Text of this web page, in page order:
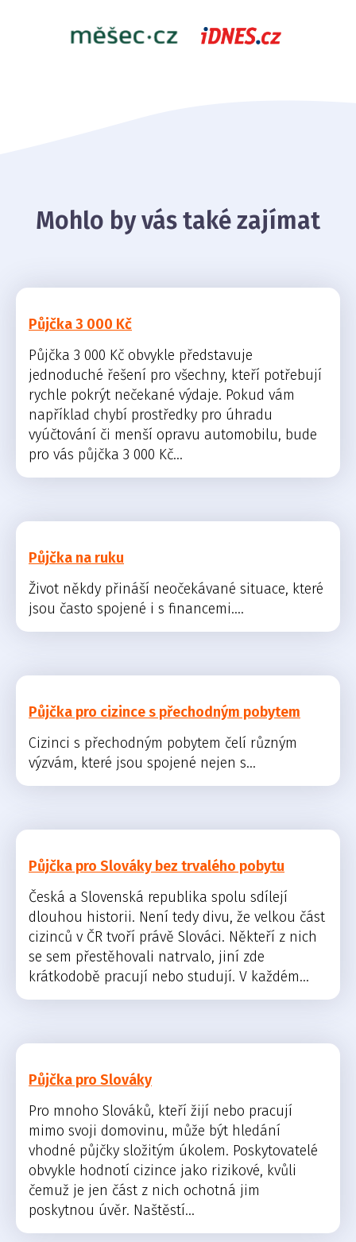
Mohlo by vás také zajímat
Půjčka 3 000 Kč
Půjčka 3 000 Kč obvykle představuje
jednoduché řešení pro všechny, kteří potřebují
rychle pokrýt nečekané výdaje. Pokud vám
například chybí prostředky pro úhradu
vyúčtování či menší opravu automobilu, bude
pro vás půjčka 3 000 Kč...
Půjčka na ruku
Život někdy přináší neočekávané situace, které
jsou často spojené i s financemi....
Půjčka pro cizince s přechodným pobytem
Cizinci s přechodným pobytem čelí různým
výzvám, které jsou spojené nejen s...
Půjčka pro Slováky bez trvalého pobytu
Česká a Slovenská republika spolu sdílejí
dlouhou historii. Není tedy divu, že velkou část
cizinců v ČR tvoří právě Slováci. Někteří z nich
se sem přestěhovali natrvalo, jiní zde
krátkodobě pracují nebo studují. V každém...
Půjčka pro Slováky
Pro mnoho Slováků, kteří žijí nebo pracují
mimo svoji domovinu, může být hledání
vhodné půjčky složitým úkolem. Poskytovatelé
obvykle hodnotí cizince jako rizikové, kvůli
čemuž je jen část z nich ochotná jim
poskytnou úvěr. Naštěstí...